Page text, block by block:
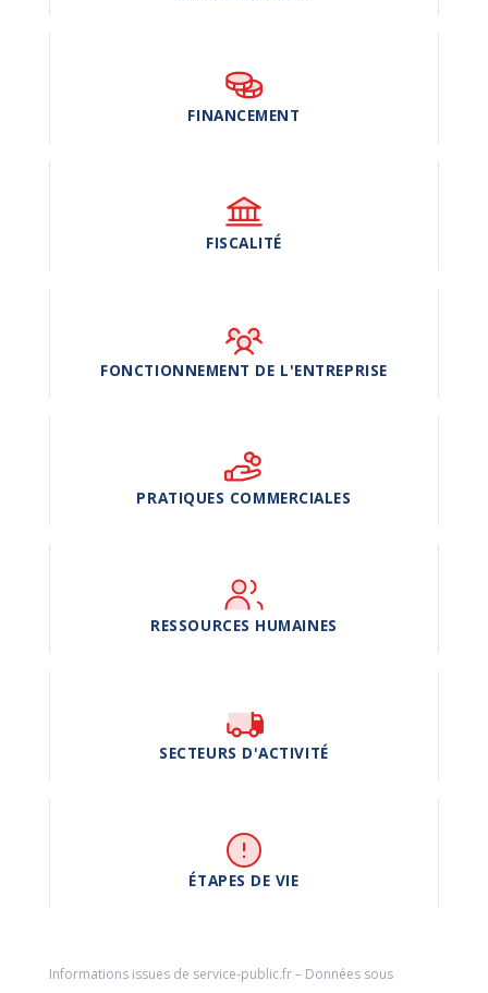
FINANCEMENT
FISCALITÉ
FONCTIONNEMENT DE L'ENTREPRISE
PRATIQUES COMMERCIALES
RESSOURCES HUMAINES
SECTEURS D'ACTIVITÉ
ÉTAPES DE VIE
Informations issues de service-public.fr– Données sous